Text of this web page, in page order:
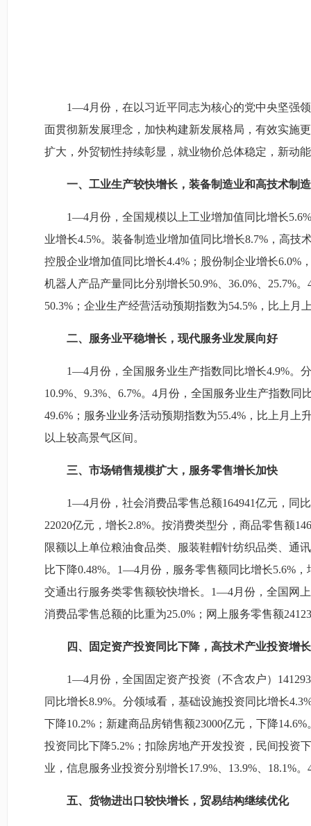
1—4月份，在以习近平同志为核心的党中央坚强
面贯彻新发展理念，加快构建新发展格局，有效实施
扩大，外贸韧性持续彰显，就业物价总体稳定，新动
一、工业生产较快增长，装备制造业和高技术制
1—4月份，全国规模以上工业增加值同比增长
业增长4.5%。装备制造业增加值同比增长8.7%，高技
控股企业增加值同比增长4.4%；股份制企业增长6.0%
机器人产品产量同比分别增长50.9%、36.0%、25.7%
50.3%；企业生产经营活动预期指数为54.5%，比上
二、服务业平稳增长，现代服务业发展向好
1—4月份，全国服务业生产指数同比增长4.9%。
10.9%、9.3%、6.7%。4月份，全国服务业生产指数
49.6%；服务业业务活动预期指数为55.4%，比上月
以上较高景气区间。
三、市场销售规模扩大，服务零售增长加快
1—4月份，社会消费品零售总额164941亿元，同
22020亿元，增长2.8%。按消费类型分，商品零售额
限额以上单位粮油食品类、服装鞋帽针纺织品类、通
比下降0.48%。1—4月份，服务零售额同比增长5.6%
交通出行服务类零售额较快增长。1—4月份，全国网
消费品零售总额的比重为25.0%；网上服务零售额
四、固定资产投资同比下降，高技术产业投资增
1—4月份，全国固定资产投资（不含农户）
同比增长8.9%。分领域看，基础设施投资同比增长
下降10.2%；新建商品房销售额23000亿元，下降
投资同比下降5.2%；扣除房地产开发投资，民间投资
业，信息服务业投资分别增长17.9%、13.9%、
五、货物进出口较快增长，贸易结构继续优化